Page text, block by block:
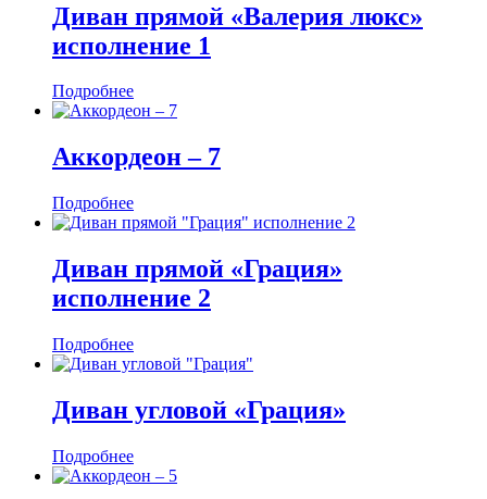
Диван прямой «Валерия люкс»
исполнение 1
Подробнее
Аккордеон ‒ 7
Подробнее
Диван прямой «Грация»
исполнение 2
Подробнее
Диван угловой «Грация»
Подробнее